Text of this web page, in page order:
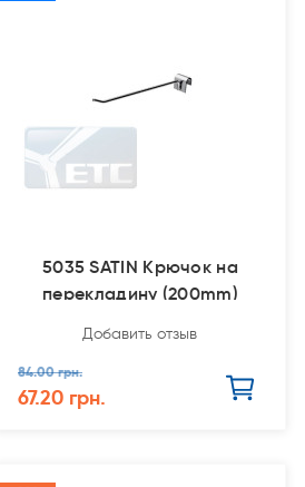
5035 SATIN Крючок на
перекладину (200mm)
Добавить отзыв
84.00 грн.
67.20 грн.